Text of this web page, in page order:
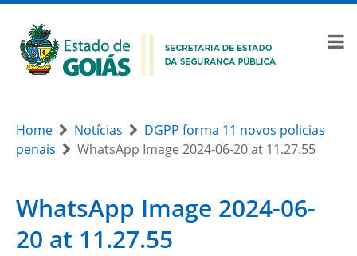
Home Notícias
DGPP forma 11 novos policias
penais
WhatsApp Image 2024-06-20 at 11.27.55
WhatsApp Image 2024-06-
20 at 11.27.55